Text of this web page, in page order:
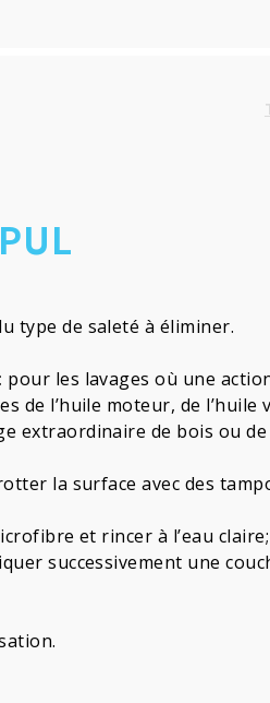
type de saleté à éliminer.
pour les lavages où une
de l’huile moteur, de l’huile
extraordinaire de bois ou
la surface avec des
et rincer à l’eau claire;
successivement une